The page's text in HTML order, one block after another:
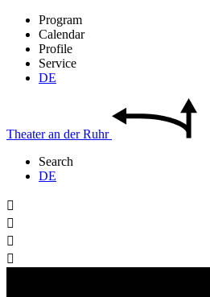
Program
Calendar
Profile
Service
DE
Theateran derRuhr
Search
DE



